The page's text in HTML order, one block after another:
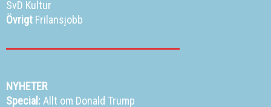
SvD Kultur
Övrigt Frilansjobb
NYHETER
Special:Allt om Donald Trump